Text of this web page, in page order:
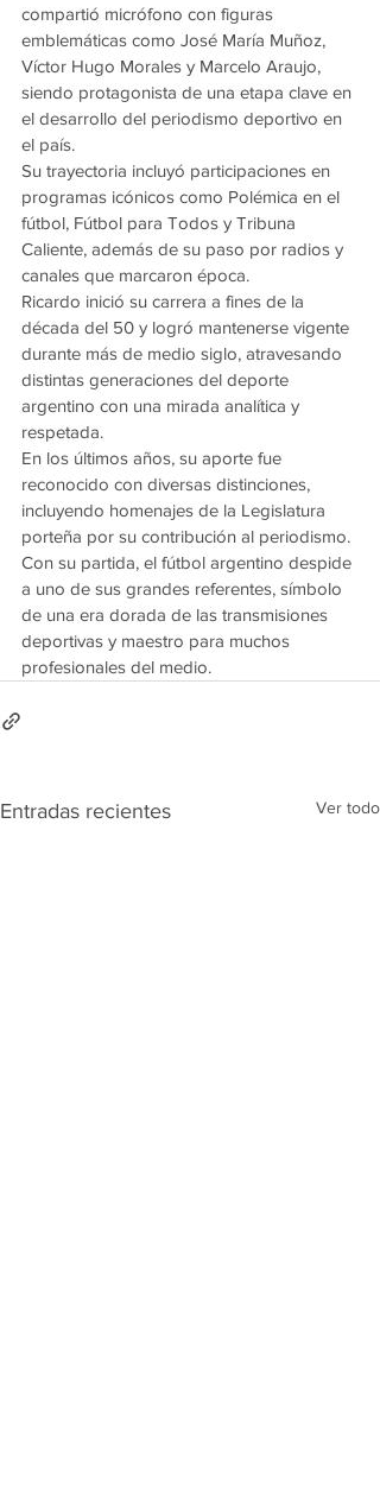
compartió micrófono con figuras
emblemáticas como José María Muñoz,
Víctor Hugo Morales y Marcelo Araujo,
siendo protagonista de una etapa clave en
el desarrollo del periodismo deportivo en
el país.
Su trayectoria incluyó participaciones en
programas icónicos como Polémica en el
fútbol, Fútbol para Todos y Tribuna
Caliente, además de su paso por radios y
canales que marcaron época.
Ricardo inició su carrera a fines de la
década del 50 y logró mantenerse vigente
durante más de medio siglo, atravesando
distintas generaciones del deporte
argentino con una mirada analítica y
respetada.
En los últimos años, su aporte fue
reconocido con diversas distinciones,
incluyendo homenajes de la Legislatura
porteña por su contribución al periodismo.
Con su partida, el fútbol argentino despide
a uno de sus grandes referentes, símbolo
de una era dorada de las transmisiones
deportivas y maestro para muchos
profesionales del medio.
Entradas recientes Ver todo